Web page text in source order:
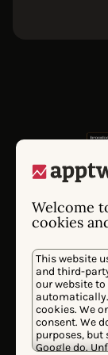
Welcome
cookies
This website
and third-
our website
cookies. We
consent. We
purposes, but
Google do.
modèles